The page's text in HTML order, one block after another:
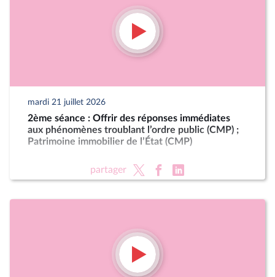
mardi 21 juillet 2026
2ème séance : Offrir des réponses immédiates
aux phénomènes troublant l’ordre public (CMP) ;
Patrimoine immobilier de l’État (CMP)
partager